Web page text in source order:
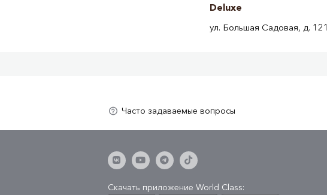
Deluxe
ул. Большая Садовая, д. 121
Скачать приложение World Class: